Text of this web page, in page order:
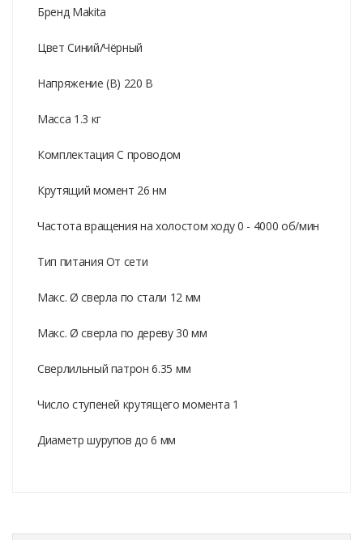
Бренд Makita
Цвет Синий/Чёрный
Напряжение (В) 220 В
Масса 1.3 кг
Комплектация С проводом
Крутящий момент 26 нм
Частота вращения на холостом ходу 0 - 4000 об/мин
Тип питания От сети
Макс. Ø сверла по стали 12 мм
Макс. Ø сверла по дереву 30 мм
Сверлильный патрон 6.35 мм
Число ступеней крутящего момента 1
Диаметр шурупов до 6 мм